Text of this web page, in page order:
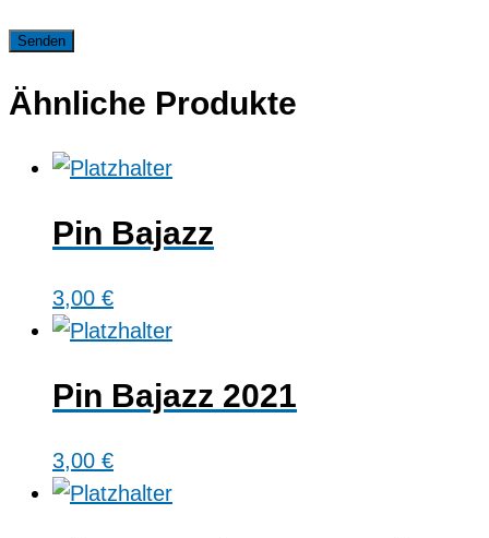
Ähnliche Produkte
Pin Bajazz
3,00 €
Pin Bajazz 2021
3,00 €